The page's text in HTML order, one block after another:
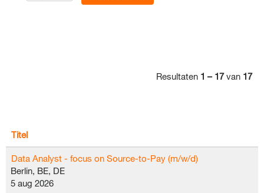
Resultaten 1 – 17van 17
Titel
Data Analyst - focus on Source-to-Pay (m/w/d)
Berlin, BE, DE
5 aug 2026